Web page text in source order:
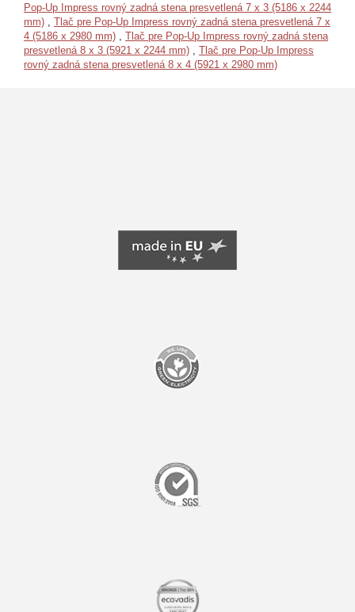
Pop-Up Impress rovný zadná stena presvetlená 7 x 3 (5186 x 2244
mm) , Tlač pre Pop-Up Impress rovný zadná stena presvetlená 7 x
4 (5186 x 2980 mm) , Tlač pre Pop-Up Impress rovný zadná stena
presvetlená 8 x 3 (5921 x 2244 mm) , Tlač pre Pop-Up Impress
rovný zadná stena presvetlená 8 x 4 (5921 x 2980 mm)